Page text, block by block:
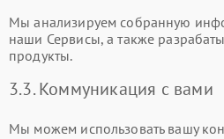
Мы анализируем собранную
наши Сервисы, а также
продукты.
3.3. Коммуникация с вами
Мы можем использовать вашу